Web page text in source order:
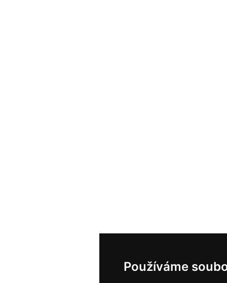
Používáme